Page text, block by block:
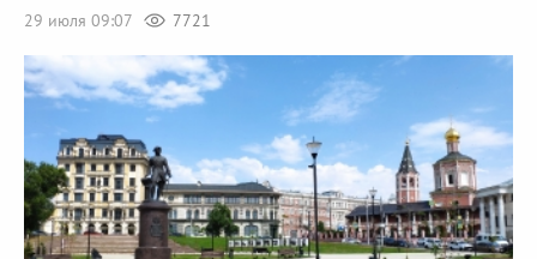
29 июля 09:07
7721